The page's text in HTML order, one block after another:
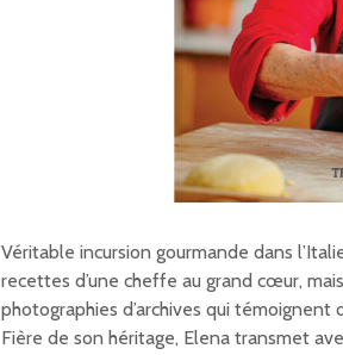
Véritable incursion gourmande dans
recettes d’une cheffe au grand cœur,
photographies d’archives qui
Fière de son héritage, Elena transmet